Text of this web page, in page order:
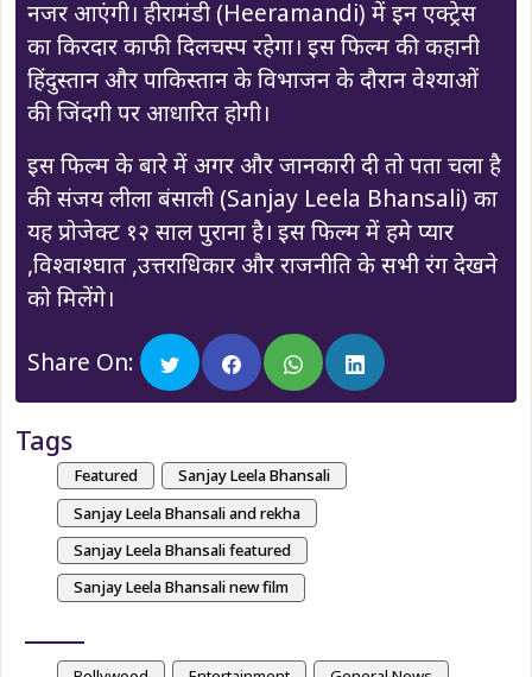
नजर आएंगी। हीरामंडी (Heeramandi) में इन एक्ट्रेस
का किरदार काफी दिलचस्प रहेगा। इस फिल्म की कहानी
हिंदुस्तान और पाकिस्तान के विभाजन के दौरान वेश्याओं
की जिंदगी पर आधारित होगी।
इस फिल्म के बारे में अगर और जानकारी दी तो पता चला है
की संजय लीला बंसाली (Sanjay Leela Bhansali) का
यह प्रोजेक्ट १२ साल पुराना है। इस फिल्म में हमे प्यार
,विश्वाश्घात ,उत्तराधिकार और राजनीति के सभी रंग देखने
को मिलेंगे।
Share On:
Tags
Featured
Sanjay Leela Bhansali
Sanjay Leela Bhansali and rekha
Sanjay Leela Bhansali featured
Sanjay Leela Bhansali new film